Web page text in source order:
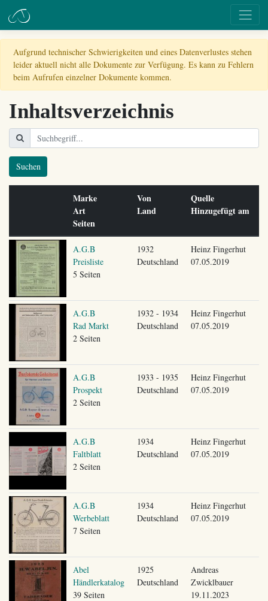
Aufgrund technischer Schwierigkeiten und eines Datenverlustes stehen
leider aktuell nicht alle Dokumente zur Verfügung. Es kann zu Fehlern
beim Aufrufen einzelner Dokumente kommen.
Inhaltsverzeichnis
Suchen
Marke
Art
Seiten
Von
Land
Quelle
Hinzugefügt am
A.G.B
Preisliste
5 Seiten
1932
Deutschland
Heinz Fingerhut
07.05.2019
A.G.B
Rad Markt
2 Seiten
1932 - 1934
Deutschland
Heinz Fingerhut
07.05.2019
A.G.B
Prospekt
2 Seiten
1933 - 1935
Deutschland
Heinz Fingerhut
07.05.2019
A.G.B
Faltblatt
2 Seiten
1934
Deutschland
Heinz Fingerhut
07.05.2019
A.G.B
Werbeblatt
7 Seiten
1934
Deutschland
Heinz Fingerhut
07.05.2019
Abel
Händlerkatalog
39 Seiten
1925
Deutschland
Andreas
Zwicklbauer
19.11.2023